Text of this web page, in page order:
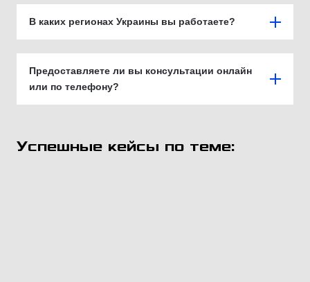
В каких регионах Украины вы работаете?
Предоставляете ли вы консультации онлайн
или по телефону?
Успешные кейсы по теме: